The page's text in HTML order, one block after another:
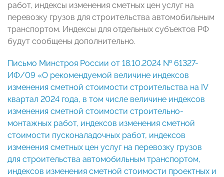
работ, индексы изменения сметных цен услуг на
перевозку грузов для строительства автомобильным
транспортом. Индексы для отдельных субъектов РФ
будут сообщены дополнительно.
Письмо Минстроя России от 18.10.2024 № 61327-
ИФ/09 «О рекомендуемой величине индексов
изменения сметной стоимости строительства на IV
квартал 2024 года, в том числе величине индексов
изменения сметной стоимости строительно-
монтажных работ, индексов изменения сметной
стоимости пусконаладочных работ, индексов
изменения сметных цен услуг на перевозку грузов
для строительства автомобильным транспортом,
индексов изменения сметной стоимости проектных и